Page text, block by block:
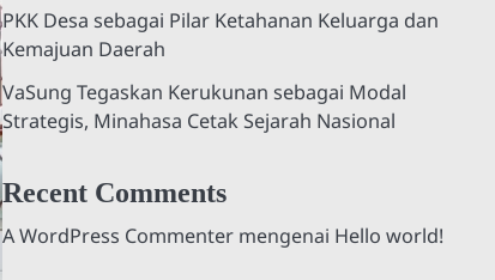
PKK Desa sebagai Pilar Ketahanan Keluarga dan
Kemajuan Daerah
VaSung Tegaskan Kerukunan sebagai Modal
Strategis, Minahasa Cetak Sejarah Nasional
Recent Comments
A WordPress Commentermengenai Hello world!